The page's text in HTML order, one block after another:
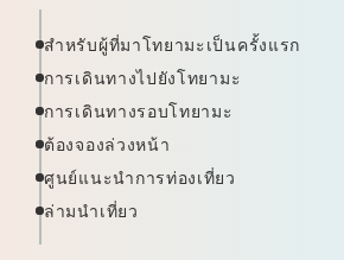
สำหรับผู้ที่มาโทยามะเป็นครั้งแรก
การเดินทางไปยังโทยามะ
การเดินทางรอบโทยามะ
ต้องจองล่วงหน้า
ศูนย์แนะนำการท่องเที่ยว
ล่ามนำเที่ยว